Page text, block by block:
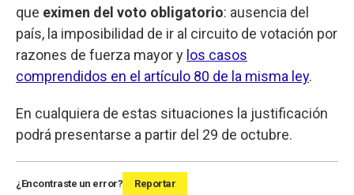
que eximen del voto obligatorio: ausencia del
país, la imposibilidad de ir al circuito de votación por
razones de fuerza mayor y los casos
comprendidos en el artículo 80 de la misma ley.
En cualquiera de estas situaciones la justificación
podrá presentarse a partir del 29 de octubre.
¿Encontraste un error? Reportar